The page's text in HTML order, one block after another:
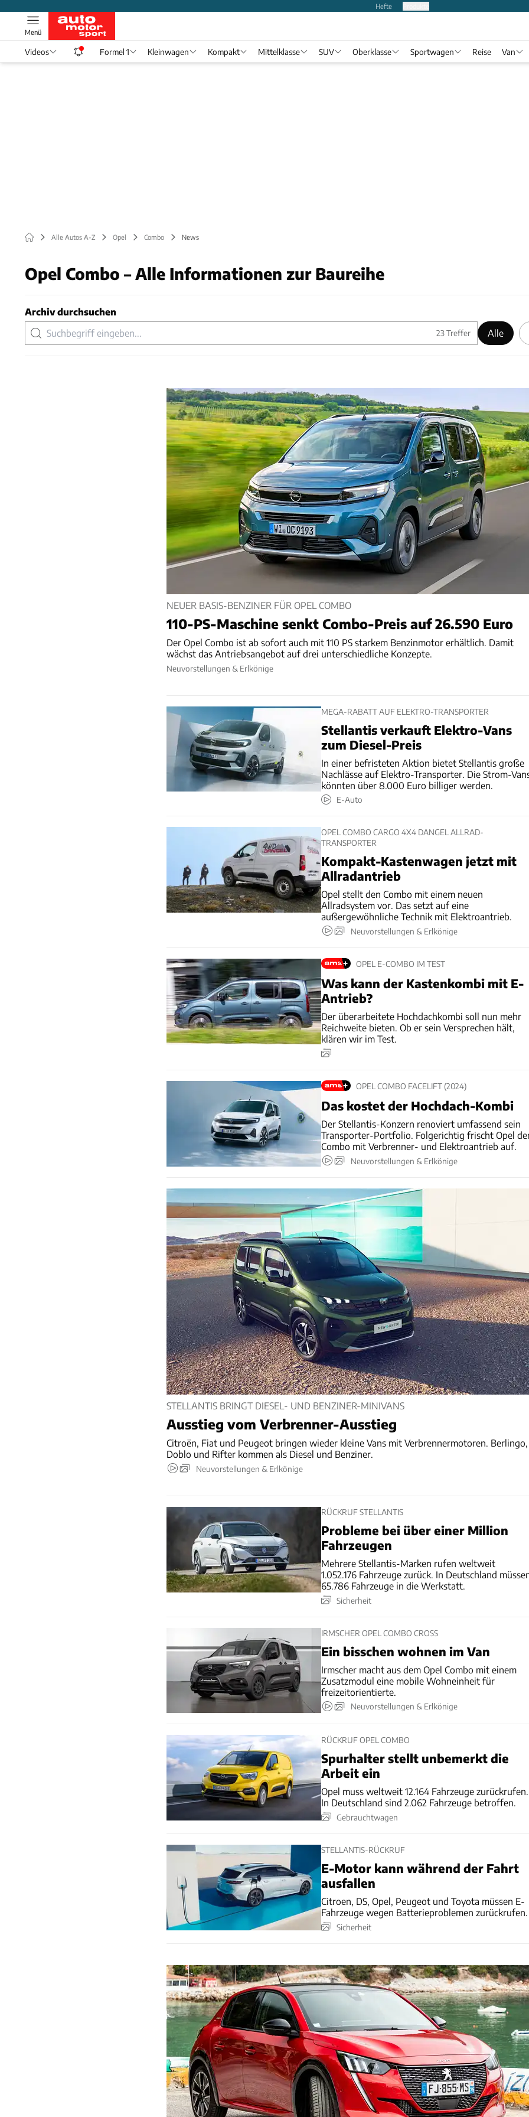
Hefte
Menü
Videos Formel 1 Kleinwagen Kompakt Mittelklasse SUV Oberklasse Sportwagen Reise Van
Alle Autos A-Z Opel Combo News
Opel Combo – Alle Informationen zur Baureihe
Archiv durchsuchen
23Treffer Alle
NEUER BASIS-BENZINER FÜR OPEL COMBO
110-PS-Maschine senkt Combo-Preis auf 26.590 Euro
Der Opel Combo ist ab sofort auch mit 110 PS starkem Benzinmotor erhältlich. Damit
wächst das Antriebsangebot auf drei unterschiedliche Konzepte.
Neuvorstellungen & Erlkönige
MEGA-RABATT AUF ELEKTRO-TRANSPORTER
Stellantis verkauft Elektro-Vans
zum Diesel-Preis
In einer befristeten Aktion bietet Stellantis große
Nachlässe auf Elektro-Transporter. Die Strom-
könnten über 8.000 Euro billiger werden.
E-Auto
OPEL COMBO CARGO 4X4 DANGEL ALLRAD-
TRANSPORTER
Kompakt-Kastenwagen jetzt mit
Allradantrieb
Opel stellt den Combo mit einem neuen
Allradsystem vor. Das setzt auf eine
außergewöhnliche Technik mit Elektroantrieb.
Neuvorstellungen & Erlkönige
OPEL E-COMBO IM TEST
Was kann der Kastenkombi mit E-
Antrieb?
Der überarbeitete Hochdachkombi soll nun mehr
Reichweite bieten. Ob er sein Versprechen hält,
klären wir im Test.
OPEL COMBO FACELIFT (2024)
Das kostet der Hochdach-Kombi
Der Stellantis-Konzern renoviert umfassend sein
Transporter-Portfolio. Folgerichtig frischt Opel
Combo mit Verbrenner- und Elektroantrieb auf.
Neuvorstellungen & Erlkönige
STELLANTIS BRINGT DIESEL- UND BENZINER-MINIVANS
Ausstieg vom Verbrenner-Ausstieg
Citroën, Fiat und Peugeot bringen wieder kleine Vans mit Verbrennermotoren. Berlingo,
Doblo und Rifter kommen als Diesel und Benziner.
Neuvorstellungen & Erlkönige
RÜCKRUF STELLANTIS
Probleme bei über einer Million
Fahrzeugen
Mehrere Stellantis-Marken rufen weltweit
1.052.176 Fahrzeuge zurück. In Deutschland
65.786 Fahrzeuge in die Werkstatt.
Sicherheit
IRMSCHER OPEL COMBO CROSS
Ein bisschen wohnen im Van
Irmscher macht aus dem Opel Combo mit einem
Zusatzmodul eine mobile Wohneinheit für
freizeitorientierte.
Neuvorstellungen & Erlkönige
RÜCKRUF OPEL COMBO
Spurhalter stellt unbemerkt die
Arbeit ein
Opel muss weltweit 12.164 Fahrzeuge zurückrufen.
In Deutschland sind 2.062 Fahrzeuge betroffen.
Gebrauchtwagen
STELLANTIS-RÜCKRUF
E-Motor kann während der Fahrt
ausfallen
Citroen, DS, Opel, Peugeot und Toyota müssen E-
Fahrzeuge wegen Batterieproblemen zurückrufen.
Sicherheit